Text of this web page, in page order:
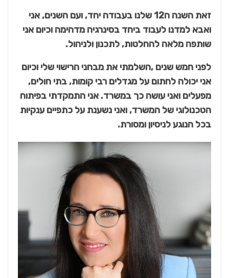
זאת השנה ה12 שלנו בעבודה יחד, ועם השנים, אני
ואבא למדנו לעבוד ביחד בסינרגיה מדהימה וכיום אני
שותפה מלאה להחלטות, לתכנון ולניהול.
לפני חמש שנים ,השלמתי את מבחני הרישוי שלי וכיום
אני יכולה לחתום על מגדלים רבי קומות, בתי חולים,
מפעלים ואני עושה כך במשרד. אני התמקדתי בפיתוח
הטכנולוגי של המשרד, ואני נשענת על כתפיים ענקיות
בכל הנוגע לניסיון ומסורת.